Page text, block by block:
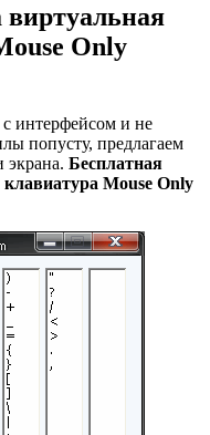
Only
интерфейсом и не
попусту, предлагаем
экрана. Бесплатная
Mouse Only